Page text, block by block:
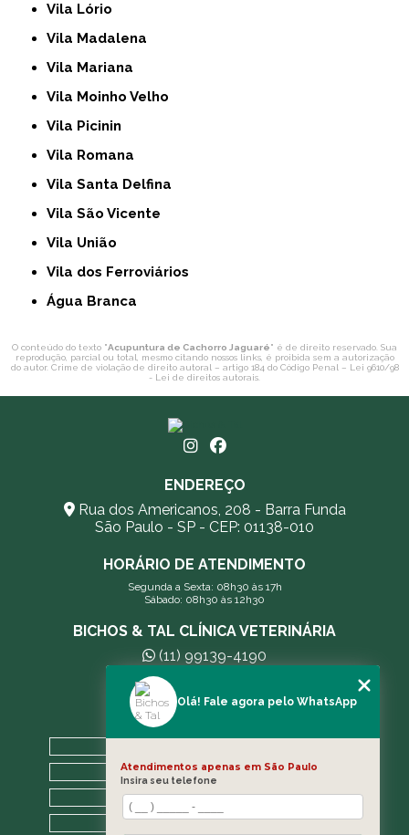
Vila Lório
Vila Madalena
Vila Mariana
Vila Moinho Velho
Vila Picinin
Vila Romana
Vila Santa Delfina
Vila São Vicente
Vila União
Vila dos Ferroviários
Água Branca
O conteúdo do texto "Acupuntura de Cachorro Jaguaré" é de direito reservado. Sua
reprodução, parcial ou total, mesmo citando nossos links, é proibida sem a autorização
do autor. Crime de violação de direito autoral – artigo 184 do Código Penal – Lei 9610/98
- Lei de direitos autorais.
ENDEREÇO
Rua dos Americanos, 208 - Barra Funda
São Paulo - SP - CEP: 01138-010
HORÁRIO DE ATENDIMENTO
Segunda a Sexta: 08h30 às 17h
Sábado: 08h30 às 12h30
BICHOS & TAL CLÍNICA VETERINÁRIA
(11) 99139-4190
andreleecitti5@gmail.com
A CLÍNICA
BLOG
CONTATO
Olá! Fale agora pelo WhatsApp
Atendimentos apenas em São Paulo
Insira seu telefone